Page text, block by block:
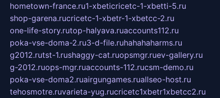
hometown-france.ru1-xbeticricetc-1-xbetti-5.ru
shop-garena.rucricetc-1-xbetr-1-xbetcc-2.ru
one-life-story.rutop-halyava.ruaccounts112.ru
poka-vse-doma-2.ru3-d-file.ruhahahaharms.ru
g2012.rutst-1.rushaggy-cat.ruopsmgr.ruev-gallery.ru
g-2012.ruops-mgr.ruaccounts-112.rucsm-demo.ru
poka-vse-doma2.ruairgungames.ruallseo-host.ru
tehosmotre.ruvarieta-yug.rucricetc1xbetr1xbetcc2.ru